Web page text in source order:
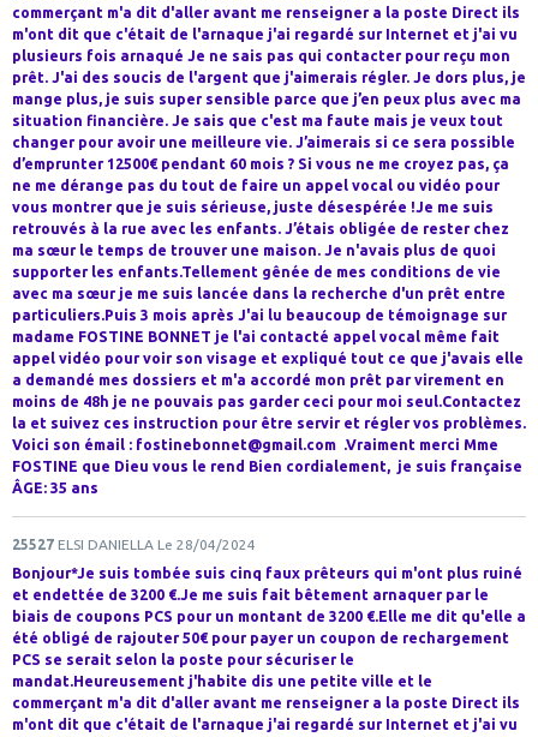
commerçant m'a dit d'aller avant me renseigner a la poste Direct ils
m'ont dit que c'était de l'arnaque j'ai regardé sur Internet et j'ai vu
plusieurs fois arnaqué Je ne sais pas qui contacter pour reçu mon
prêt. J'ai des soucis de l'argent que j'aimerais régler. Je dors plus, je
mange plus, je suis super sensible parce que j’en peux plus avec ma
situation financière. Je sais que c'est ma faute mais je veux tout
changer pour avoir une meilleure vie. J’aimerais si ce sera possible
d’emprunter 12500€ pendant 60 mois ? Si vous ne me croyez pas, ça
ne me dérange pas du tout de faire un appel vocal ou vidéo pour
vous montrer que je suis sérieuse, juste désespérée !Je me suis
retrouvés à la rue avec les enfants. J’étais obligée de rester chez
ma sœur le temps de trouver une maison. Je n'avais plus de quoi
supporter les enfants.Tellement gênée de mes conditions de vie
avec ma sœur je me suis lancée dans la recherche d'un prêt entre
particuliers.Puis 3 mois après J'ai lu beaucoup de témoignage sur
madame FOSTINE BONNET je l'ai contacté appel vocal même fait
appel vidéo pour voir son visage et expliqué tout ce que j'avais elle
a demandé mes dossiers et m'a accordé mon prêt par virement en
moins de 48h je ne pouvais pas garder ceci pour moi seul.Contactez
la et suivez ces instruction pour être servir et régler vos problèmes.
Voici son émail : fostinebonnet@gmail.com .Vraiment merci Mme
FOSTINE que Dieu vous le rend Bien cordialement, je suis française
ÂGE: 35 ans
25527 ELSI DANIELLA Le 28/04/2024
Bonjour*Je suis tombée suis cinq faux prêteurs qui m'ont plus ruiné
et endettée de 3200 €.Je me suis fait bêtement arnaquer par le
biais de coupons PCS pour un montant de 3200 €.Elle me dit qu'elle a
été obligé de rajouter 50€ pour payer un coupon de rechargement
PCS se serait selon la poste pour sécuriser le
mandat.Heureusement j'habite dis une petite ville et le
commerçant m'a dit d'aller avant me renseigner a la poste Direct ils
m'ont dit que c'était de l'arnaque j'ai regardé sur Internet et j'ai vu